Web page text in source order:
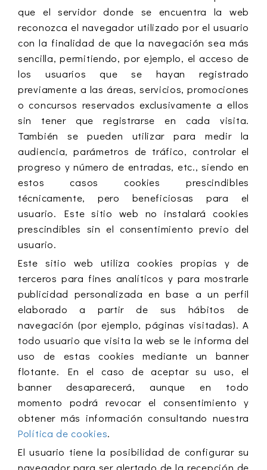
que el servidor donde se encuentra la web
reconozca el navegador utilizado por el usuario
con la finalidad de que la navegación sea más
sencilla, permitiendo, por ejemplo, el acceso de
los usuarios que se hayan registrado
previamente a las áreas, servicios, promociones
o concursos reservados exclusivamente a ellos
sin tener que registrarse en cada visita.
También se pueden utilizar para medir la
audiencia, parámetros de tráfico, controlar el
progreso y número de entradas, etc., siendo en
estos casos cookies prescindibles
técnicamente, pero beneficiosas para el
usuario. Este sitio web no instalará cookies
prescindibles sin el consentimiento previo del
usuario.
Este sitio web utiliza cookies propias y de
terceros para fines analíticos y para mostrarle
publicidad personalizada en base a un perfil
elaborado a partir de sus hábitos de
navegación (por ejemplo, páginas visitadas). A
todo usuario que visita la web se le informa del
uso de estas cookies mediante un banner
flotante. En el caso de aceptar su uso, el
banner desaparecerá, aunque en todo
momento podrá revocar el consentimiento y
obtener más información consultando nuestra
Política de cookies.
El usuario tiene la posibilidad de configurar su
navegador para ser alertado de la recepción de